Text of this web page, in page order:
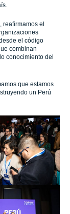
reafirmamos el
el código
combinan
conocimiento del
que estamos
un Perú